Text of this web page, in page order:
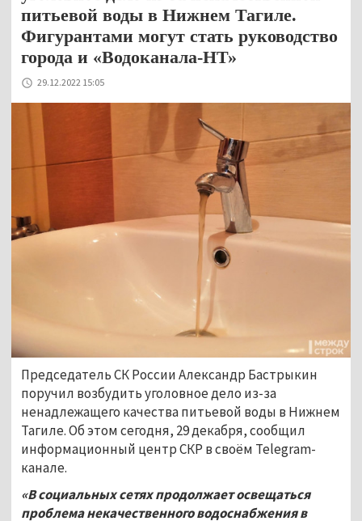
питьевой воды в Нижнем Тагиле.
Фигурантами могут стать руководство
города и «Водоканала-НТ»
29.12.2022 15:05
Председатель СК России Александр Бастрыкин
поручил возбудить уголовное дело из-за
ненадлежащего качества питьевой воды в Нижнем
Тагиле. Об этом сегодня, 29 декабря, сообщил
информационный центр СКР в своём Telegram-
канале.
«В социальных сетях продолжает освещаться
проблема некачественного водоснабжения в